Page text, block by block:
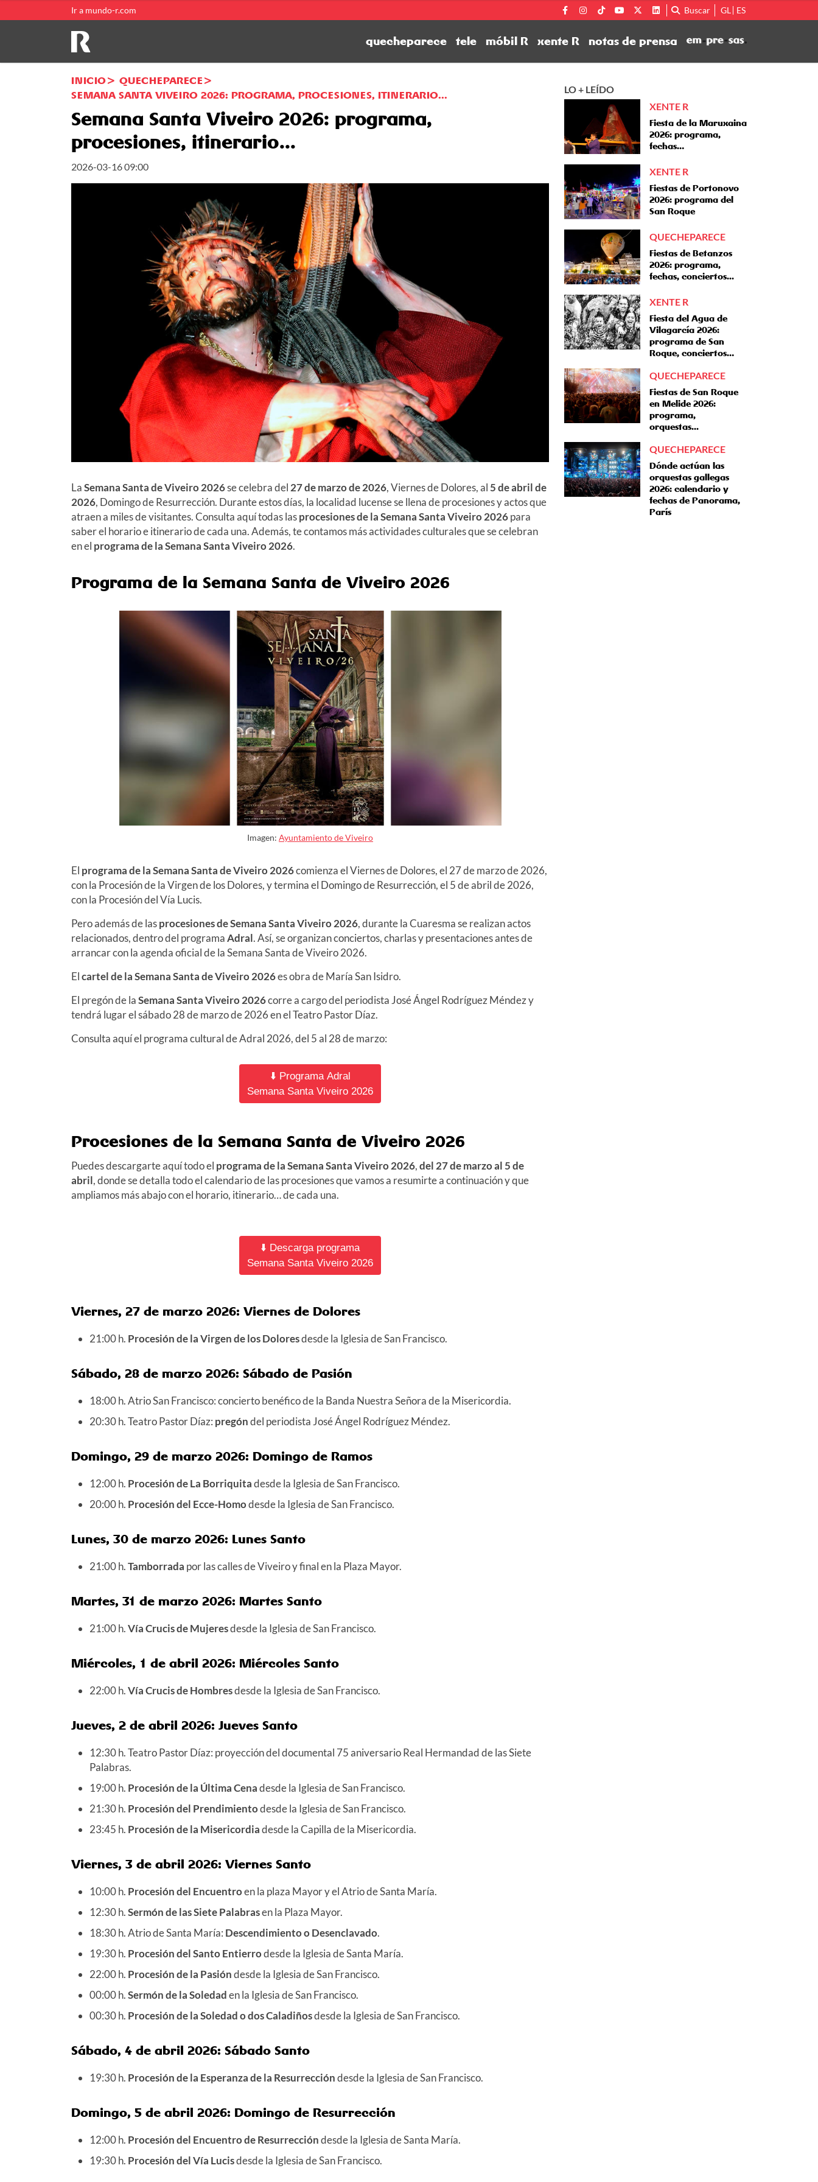
Ir a mundo-r.com Buscar GL ES
quecheparece tele móbil R xente R notas de prensa
INICIO
QUECHEPARECE
SEMANA SANTA VIVEIRO 2026: PROGRAMA, PROCESIONES, ITINERARIO...
Semana Santa Viveiro 2026: programa,
procesiones, itinerario...
2026-03-16 09:00
LaSemana Santa de Viveiro 2026se celebra del 27 de marzo de 2026, Viernes de Dolores, al5 de abril de
2026, Domingo de Resurrección. Durante estos días, la localidad lucense se llena de procesiones y actos que
atraen a miles de visitantes. Consulta aquí todas lasprocesiones de la Semana Santa Viveiro 2026para
saber el horario e itinerario de cada una. Además, te contamos más actividades culturales que se celebran
en el programa de la Semana Santa Viveiro 2026.
Programa de la Semana Santa de Viveiro 2026
Imagen: Ayuntamiento de Viveiro
El programa de la Semana Santa de Viveiro 2026comienza el Viernes de Dolores, el 27 de marzo de 2026,
con la Procesión de la Virgen de los Dolores, y termina el Domingo de Resurrección, el 5 de abril de 2026,
con la Procesión del Vía Lucis.
Pero además de lasprocesiones de Semana Santa Viveiro 2026, durante la Cuaresma se realizan actos
relacionados, dentro del programaAdral. Así, se organizan conciertos, charlas y presentaciones antes de
arrancar con la agenda oficial de la Semana Santa de Viveiro 2026.
Elcartel de la Semana Santa de Viveiro 2026es obra de María San Isidro.
El pregón de laSemana Santa Viveiro 2026corre a cargo del periodista José Ángel Rodríguez Méndez y
tendrá lugar el sábado 28 de marzo de 2026 en el Teatro Pastor Díaz.
Consulta aquí el programa cultural de Adral 2026, del 5 al 28 de marzo:
⬇️ Programa Adral
Semana Santa Viveiro 2026
Procesiones de la Semana Santa de Viveiro 2026
Puedes descargarte aquí todo el programa de la Semana Santa Viveiro 2026,del 27 de marzo al 5 de
abril, donde se detalla todo el calendario de las procesiones que vamos a resumirte a continuación y que
ampliamos más abajo con el horario, itinerario… de cada una.
⬇️ Descarga programa
Semana Santa Viveiro 2026
Viernes, 27 de marzo 2026: Viernes de Dolores
21:00 h. Procesión de la Virgen de los Doloresdesde la Iglesia de San Francisco.
Sábado, 28 de marzo 2026: Sábado de Pasión
18:00 h. Atrio San Francisco: concierto benéfico de la Banda Nuestra Señora de la Misericordia.
20:30 h. Teatro Pastor Díaz: pregóndel periodista José Ángel Rodríguez Méndez.
Domingo, 29 de marzo 2026: Domingo de Ramos
12:00 h. Procesión de La Borriquitadesde la Iglesia de San Francisco.
20:00 h. Procesión del Ecce-Homodesde la Iglesia de San Francisco.
Lunes, 30 de marzo 2026: Lunes Santo
21:00 h.Tamborrada por las calles de Viveiro y final en la Plaza Mayor.
Martes, 31 de marzo 2026: Martes Santo
21:00 h.Vía Crucis de Mujeresdesde la Iglesia de San Francisco.
Miércoles, 1 de abril 2026: Miércoles Santo
22:00 h.Vía Crucis de Hombresdesde la Iglesia de San Francisco.
Jueves, 2 de abril 2026: Jueves Santo
12:30 h. Teatro Pastor Díaz: proyección del documental 75 aniversario Real Hermandad de las Siete
Palabras.
19:00 h. Procesión de la Última Cenadesde la Iglesia de San Francisco.
21:30 h. Procesión del Prendimientodesde la Iglesia de San Francisco.
23:45 h. Procesión de la Misericordiadesde la Capilla de la Misericordia.
Viernes, 3 de abril 2026: Viernes Santo
10:00 h. Procesión del Encuentroen la plaza Mayor y el Atrio de Santa María.
12:30 h.Sermón de las Siete Palabrasen la Plaza Mayor.
18:30 h. Atrio de Santa María: Descendimiento o Desenclavado.
19:30 h. Procesión del Santo Entierrodesde la Iglesia de Santa María.
22:00 h. Procesión de la Pasióndesde la Iglesia de San Francisco.
00:00 h.Sermón de la Soledaden la Iglesia de San Francisco.
00:30 h. Procesión de la Soledad o dos Caladiñosdesde la Iglesia de San Francisco.
Sábado, 4 de abril 2026: Sábado Santo
19:30 h. Procesión de la Esperanza de la Resurreccióndesde la Iglesia de San Francisco.
Domingo, 5 de abril 2026: Domingo de Resurrección
12:00 h. Procesión del Encuentro de Resurreccióndesde la Iglesia de Santa María.
19:30 h. Procesión del Vía Lucisdesde la Iglesia de San Francisco.
LO + LEÍDO
XENTE R
Fiesta de la Maruxaina
2026: programa,
fechas…
XENTE R
Fiestas de Portonovo
2026: programa del
San Roque
QUECHEPARECE
Fiestas de Betanzos
2026: programa,
fechas, conciertos...
XENTE R
Fiesta del Agua de
Vilagarcía 2026:
programa de San
Roque, conciertos…
QUECHEPARECE
Fiestas de San Roque
en Melide 2026:
programa,
orquestas...
QUECHEPARECE
Dónde actúan las
orquestas gallegas
2026: calendario y
fechas de Panorama,
París